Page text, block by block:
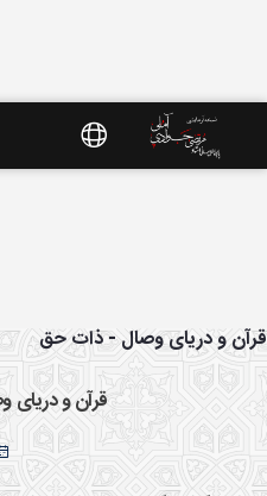
موضوعی - سایت
و دریای وصال - ذات حق
قرآن و دریای